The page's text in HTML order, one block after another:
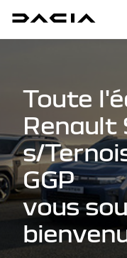
Toute
Renault
s/
GGP
vous